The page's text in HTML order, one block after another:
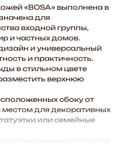
«BOSA» выполнена в
для
входной группы,
и частных домов.
и универсальный
и практичность.
в стильном цвете
верхнюю
сбоку от
для декоративных
или семейные